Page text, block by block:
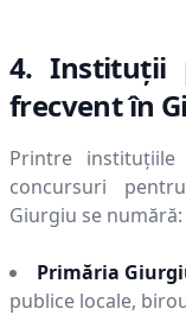
4. Instituții
frecvent în
Printre
concursuri
Giurgiu se numără:
Primăria
publice locale,